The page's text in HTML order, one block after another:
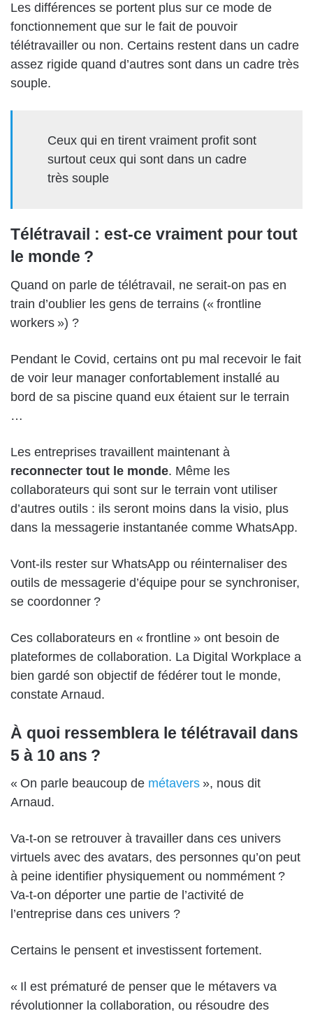
Les différences se portent plus sur ce mode de
fonctionnement que sur le fait de pouvoir
télétravailler ou non. Certains restent dans un cadre
assez rigide quand d’autres sont dans un cadre très
souple.
Ceux qui en tirent vraiment profit sont
surtout ceux qui sont dans un cadre
très souple
Télétravail : est-ce vraiment pour tout
le monde ?
Quand on parle de télétravail, ne serait-on pas en
train d’oublier les gens de terrains (« frontline
workers ») ?
Pendant le Covid, certains ont pu mal recevoir le fait
de voir leur manager confortablement installé au
bord de sa piscine quand eux étaient sur le terrain
…
Les entreprises travaillent maintenant à
reconnecter tout le monde. Même les
collaborateurs qui sont sur le terrain vont utiliser
d’autres outils : ils seront moins dans la visio, plus
dans la messagerie instantanée comme WhatsApp.
Vont-ils rester sur WhatsApp ou réinternaliser des
outils de messagerie d’équipe pour se synchroniser,
se coordonner ?
Ces collaborateurs en « frontline » ont besoin de
plateformes de collaboration. La Digital Workplace a
bien gardé son objectif de fédérer tout le monde,
constate Arnaud.
À quoi ressemblera le télétravail dans
5 à 10 ans ?
« On parle beaucoup de métavers », nous dit
Arnaud.
Va-t-on se retrouver à travailler dans ces univers
virtuels avec des avatars, des personnes qu’on peut
à peine identifier physiquement ou nommément ?
Va-t-on déporter une partie de l’activité de
l’entreprise dans ces univers ?
Certains le pensent et investissent fortement.
« Il est prématuré de penser que le métavers va
révolutionner la collaboration, ou résoudre des